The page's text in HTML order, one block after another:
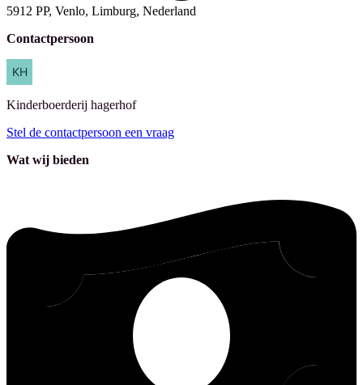
5912 PP, Venlo, Limburg, Nederland
Contactpersoon
Kinderboerderij hagerhof
Stel de contactpersoon een vraag
Wat wij bieden